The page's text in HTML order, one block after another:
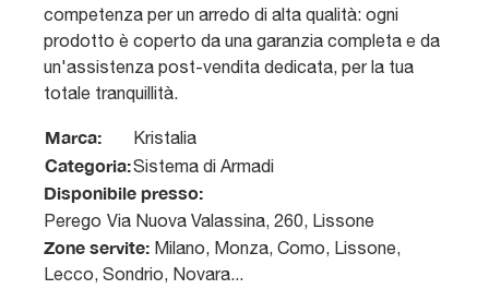
competenza per un arredo di alta qualità: ogni
prodotto è coperto da una garanzia completa e da
un'assistenza post-vendita dedicata, per la tua
totale tranquillità.
Marca: Kristalia
Categoria:Sistema di Armadi
Disponibile presso:
Perego Via Nuova Valassina, 260, Lissone
Zone servite: Milano, Monza, Como, Lissone,
Lecco, Sondrio, Novara...